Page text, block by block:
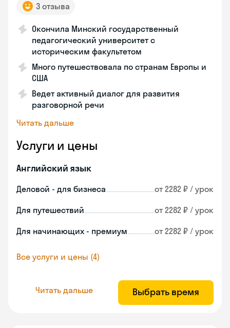
3 отзыва
Окончила Минский государственный
педагогический университет с
историческим факультетом
Много путешествовала по странам Европы и
США
Ведет активный диалог для развития
разговорной речи
Читать дальше
Услуги и цены
Английский язык
Деловой - для бизнеса от 2282 ₽ / урок
Для путешествий от 2282 ₽ / урок
Для начинающих - премиум от 2282 ₽ / урок
Все услуги и цены (4)
Читать дальше Выбрать время